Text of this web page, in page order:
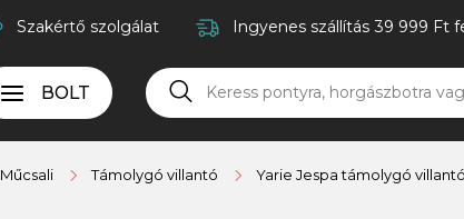
Szakértő szolgálat Ingyenes szállítás 39 999 Ft
BOLT
Műcsali Támolygó villantó Yarie Jespa támolygó villantó